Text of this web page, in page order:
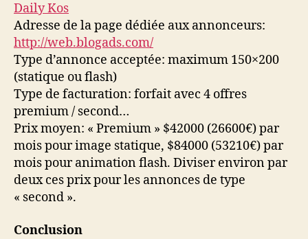
Daily Kos
Adresse de la page dédiée aux annonceurs:
http://web.blogads.com/
Type d’annonce acceptée: maximum 150×200
(statique ou flash)
Type de facturation: forfait avec 4 offres
premium / second…
Prix moyen: « Premium » $42000 (26600€) par
mois pour image statique, $84000 (53210€) par
mois pour animation flash. Diviser environ par
deux ces prix pour les annonces de type
« second ».
Conclusion